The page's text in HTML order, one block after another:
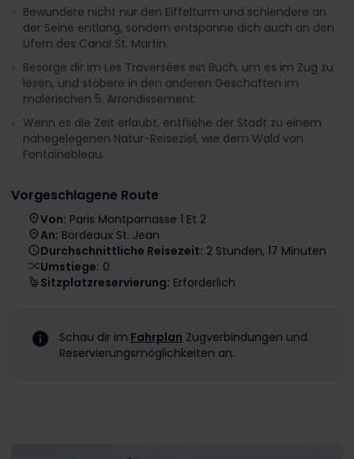
Bewundere nicht nur den Eiffelturm und schlendere an
der Seine entlang, sondern entspanne dich auch an den
Ufern des Canal St. Martin.
Besorge dir im Les Traversées ein Buch, um es im Zug zu
lesen, und stöbere in den anderen Geschäften im
malerischen 5. Arrondissement.
Wenn es die Zeit erlaubt, entfliehe der Stadt zu einem
nahegelegenen Natur-Reiseziel, wie dem Wald von
Fontainebleau.
Vorgeschlagene Route
Von: Paris Montparnasse 1 Et 2
An: Bordeaux St. Jean
Durchschnittliche Reisezeit: 2 Stunden, 17 Minuten
Umstiege: 0
Sitzplatzreservierung: Erforderlich
Schau dir im Fahrplan Zugverbindungen und
Reservierungsmöglichkeiten an.